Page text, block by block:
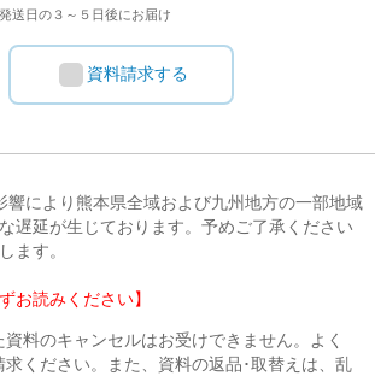
送日の３～５日後にお届け
資料請求する
響により熊本県全域および九州地方の一部地域
遅延が生じております。予めご了承ください
ます。
お読みください】
資料のキャンセルはお受けできません。よく
求ください。また、資料の返品･取替えは、乱